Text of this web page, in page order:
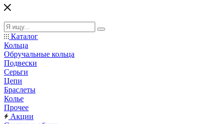
Каталог
Кольца
Обручальные кольца
Подвески
Серьги
Цепи
Браслеты
Колье
Прочее
Акции